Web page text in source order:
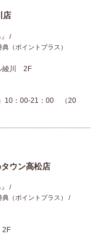
店
（ポイントプラス）
綾川 2F
10：00-21：00 （20
ウン高松店
（ポイントプラス）
2F